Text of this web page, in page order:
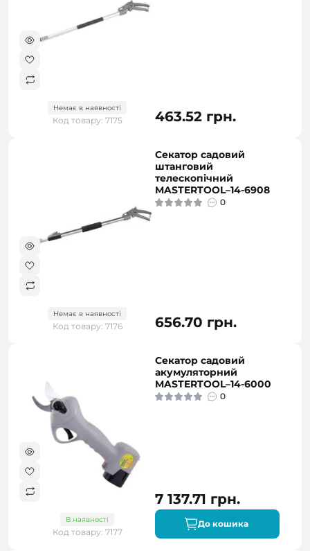
Немає в наявності
Код товару: 7175 463.52 грн.
Немає в наявності
Код товару: 7176
Секатор садовий
штанговий
телескопічний
MASTERTOOL–14-6908
0
656.70 грн.
В наявності
Код товару: 7177
Секатор садовий
акумуляторний
MASTERTOOL–14-6000
0
7 137.71 грн.
До кошика